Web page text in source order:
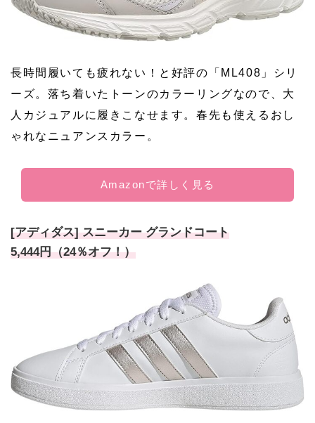
長時間履いても疲れない！と好評の「ML408」シリ
ーズ。落ち着いたトーンのカラーリングなので、大
人カジュアルに履きこなせます。春先も使えるおし
ゃれなニュアンスカラー。
Amazonで詳しく見る
[アディダス] スニーカー グランドコート
5,444円（24％オフ！）